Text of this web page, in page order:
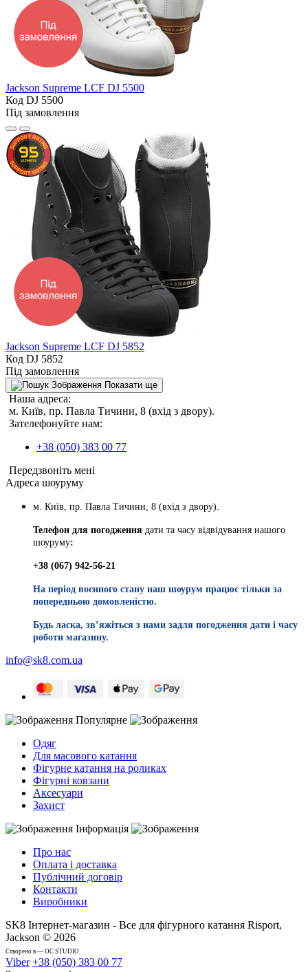
Jackson Supreme LCF DJ 5500
Код DJ 5500
Під замовлення
Jackson Supreme LCF DJ 5852
Код DJ 5852
Під замовлення
Показати ще
Наша адреса:
м. Київ, пр. Павла Тичини, 8 (вхід з двору).
Зателефонуйте нам:
+38 (050) 383 00 77
Передзвоніть мені
Адреса шоуруму
м. Київ, пр. Павла Тичини, 8 (вхід з двору).
Телефон для погодження дати та часу відвідування нашого
шоуруму:
+38 (067) 942-56-21
На період воєнного стану наш шоурум працює тільки за
попередньою домовленістю.
Будь ласка, звʼяжіться з нами задля погодження дати і часу
роботи магазину.
info@sk8.com.ua
Популярне
Одяг
Для масового катання
Фігурне катання на роликах
Фігурні ковзани
Аксесуари
Захист
Інформація
Про нас
Оплата і доставка
Публічний договір
Контакти
Виробники
SK8 Інтернет-магазин - Все для фігурного катання Risport,
Jackson © 2026
Cтворено в — OC STUDIO
Viber +38 (050) 383 00 77